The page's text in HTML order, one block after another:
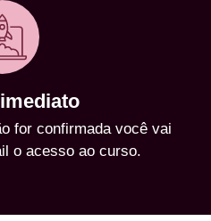
for confirmada você vai
o acesso ao curso.